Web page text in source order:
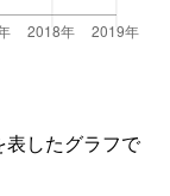
したグラフで